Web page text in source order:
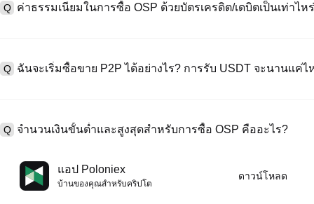
ซื้อขาย OTC สำหรับธุรกรรมขนาดใหญ่เกิน 100,000 USD พร้อมใบเสนอ
Q ค่าธรรมเนียมในการซื้อ OSP ด้วยบัตรเครดิต/เดบิตเป็นเท่าไห
การซื้อขายแบบสปอตมาตรฐาน (ต่ำถึง 0.05%) ใช้กับการซื้อขาย OSP/
Q ฉันจะเริ่มซื้อขาย P2P ได้อย่างไร? การรับ USDT จะนานแค่ไ
กับวิธีการชำระเงินและเวลาตอบสนองของผู้ขาย
Q จำนวนเงินขั้นต่ำและสูงสุดสำหรับการซื้อ OSP คืออะไร?
ขีดจำกัดขั้นต่ำและสูงสุดแตกต่างกันขึ้นอยู่กับวิธีการซื้อและระดับการ
ดอลลาร์โดยสูงสุดขึ้นอยู่กับผู้ให้บริการ ผู้ขาย P2P ส่วนใหญ่มีข้อกำหนดก
มัดจำขั้นต่ำ 100 ดอลลาร์ คุณสามารถตรวจสอบแต่ละหน้าสำหรับขีดจำกั
แอป Poloniex
บ้านของคุณสําหรับคริปโต
ดาวน์โหลด